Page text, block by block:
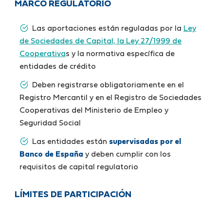
MARCO REGULATORIO
Las aportaciones están reguladas por la Ley
de Sociedades de Capital, la Ley 27/1999 de
Cooperativas y la normativa específica de
entidades de crédito
Deben registrarse obligatoriamente en el
Registro Mercantil y en el Registro de Sociedades
Cooperativas del Ministerio de Empleo y
Seguridad Social
Las entidades están supervisadas por el
Banco de España y deben cumplir con los
requisitos de capital regulatorio
LÍMITES DE PARTICIPACIÓN